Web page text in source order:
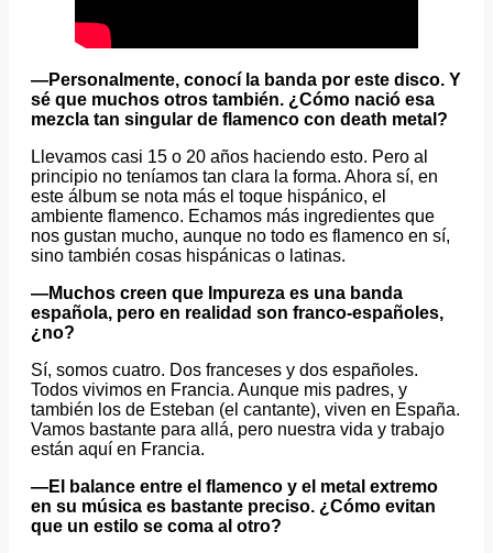
—Personalmente, conocí la banda por este disco. Y
sé que muchos otros también. ¿Cómo nació esa
mezcla tan singular de flamenco con death metal?
Llevamos casi 15 o 20 años haciendo esto. Pero al
principio no teníamos tan clara la forma. Ahora sí, en
este álbum se nota más el toque hispánico, el
ambiente flamenco. Echamos más ingredientes que
nos gustan mucho, aunque no todo es flamenco en sí,
sino también cosas hispánicas o latinas.
—Muchos creen que Impureza es una banda
española, pero en realidad son franco-españoles,
¿no?
Sí, somos cuatro. Dos franceses y dos españoles.
Todos vivimos en Francia. Aunque mis padres, y
también los de Esteban (el cantante), viven en España.
Vamos bastante para allá, pero nuestra vida y trabajo
están aquí en Francia.
—El balance entre el flamenco y el metal extremo
en su música es bastante preciso. ¿Cómo evitan
que un estilo se coma al otro?